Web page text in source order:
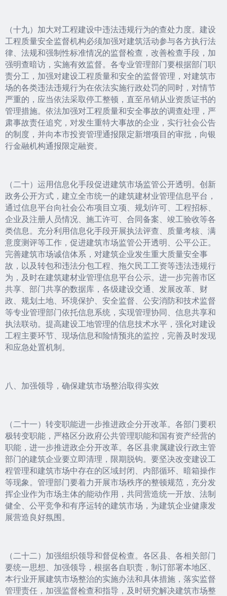
（十九）加大对工程建设中违法违规行为的查处力度。建设
工程质量安全监督机构必须加强对建筑活动参与各方执行法
律、法规和强制性标准情况的监督检查，改善检查手段，加
强明查暗访，实施有效监督。各专业管理部门要根据部门职
责分工，加强对建设工程质量和安全的监督管理，对建筑市
场的各类违法违规行为在依法实施行政处罚的同时，对情节
严重的，应当依法采取停工整顿，直至吊销从业资质证书的
管理措施。依法加强对工程质量和安全事故的调查处理，严
肃事故责任追究，对发生重特大事故的企业，实行社会公告
的制度，并向本市投资管理通报限定新增项目的审批，向银
行金融机构通报限定融资。
（二十）运用信息化手段促进建筑市场监管公开透明。创新
政务公开方式，建立全市统一的建筑建材业管理信息平台，
通过信息平台向社会公布项目立项、规划许可、工程招标、
企业及注册人员情况、施工许可、合同备案、竣工验收等各
类信息。充分利用信息化手段开展执法评查、质量考核、满
意度测评等工作，促进建筑市场监管公开透明、公平公正。
完善建筑市场诚信体系，对建筑企业发生重大质量安全事
故，以及转包和违法分包工程、拖欠民工工资等违法违规行
为，及时在建筑建材业管理信息平台公示。进一步完善市区
共享、部门共享的数据库，各级建设交通、发展改革、财
政、规划土地、环境保护、安全监督、公安消防和技术监督
等专业管理部门依托信息系统，实现管理协同、信息共享和
执法联动。提高建设工地管理的信息技术水平，强化对建设
工程主要环节、现场信息和险情预兆的监控，完善及时发现
和应急处置机制。
八、加强领导，确保建筑市场整治取得实效
（二十一）转变职能进一步推进政企分开改革。各部门要积
极转变职能，严格区分政府公共管理职能和国有资产经营的
职能，进一步推进政企分开改革。各区县隶属建设行政主管
部门的建筑企业要立即清理，限期脱钩。要坚决改变建设工
程管理和建筑市场中存在的区域封闭、内部循环、暗箱操作
等现象。管理部门要着力开展市场秩序的整顿规范，充分发
挥企业作为市场主体的能动作用，共同营造统一开放、法制
健全、公平竞争和有序运转的建筑市场，为建筑企业健康发
展营造良好氛围。
（二十二）加强组织领导和督促检查。各区县、各相关部门
要统一思想、加强领导，根据各自职责，制订部署本地区、
本行业开展建筑市场整治的实施办法和具体措施，落实监督
管理责任，加强监督检查和指导，及时研究解决建筑市场整